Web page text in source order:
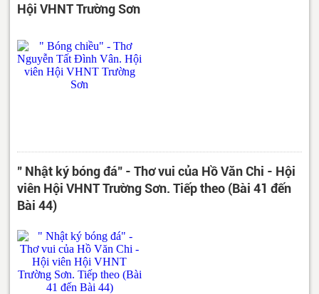
Hội VHNT Trường Sơn
" Nhật ký bóng đá" - Thơ vui của Hồ Văn Chi - Hội
viên Hội VHNT Trường Sơn. Tiếp theo (Bài 41 đến
Bài 44)